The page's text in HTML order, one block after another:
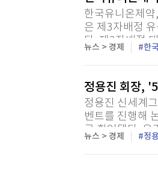
한국유니온제
은 제3자배정
다. 제3자배정
정...
뉴스 > 경제 한
정용진 회장,
정용진 신세계
벤트를 진행해
로 확인됐다. 온
자, 그룹 차원에
뉴스 > 경제 정